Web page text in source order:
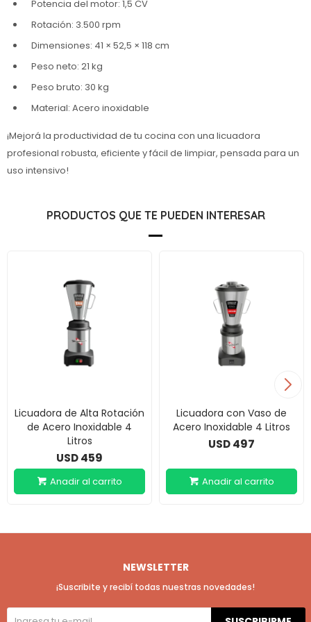
Potencia del motor: 1,5 CV
Rotación: 3.500 rpm
Dimensiones: 41 × 52,5 × 118 cm
Peso neto: 21 kg
Peso bruto: 30 kg
Material: Acero inoxidable
¡Mejorá la productividad de tu cocina con una licuadora
profesional robusta, eficiente y fácil de limpiar, pensada para un
uso intensivo!
PRODUCTOS QUE TE PUEDEN INTERESAR
Licuadora de Alta Rotación
de Acero Inoxidable 4
Litros
USD459
Licuadora con Vaso de
Acero Inoxidable 4 Litros
USD497
NEWSLETTER
¡Suscribite y recibí todas nuestras novedades!